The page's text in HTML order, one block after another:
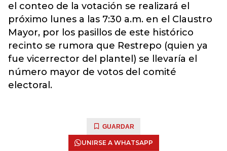
el conteo de la votación se realizará el
próximo lunes a las 7:30 a.m. en el Claustro
Mayor, por los pasillos de este histórico
recinto se rumora que Restrepo (quien ya
fue vicerrector del plantel) se llevaría el
número mayor de votos del comité
electoral.
GUARDAR
UNIRSE A WHATSAPP